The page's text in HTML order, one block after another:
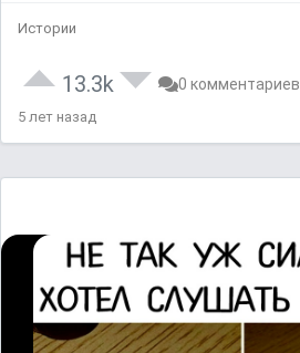
Истории
13.3k 0 комментариев
5 лет назад